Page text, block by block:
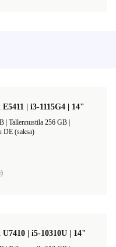
suositellut
tällä hetkellä,
| i3-1115G4 | 14"